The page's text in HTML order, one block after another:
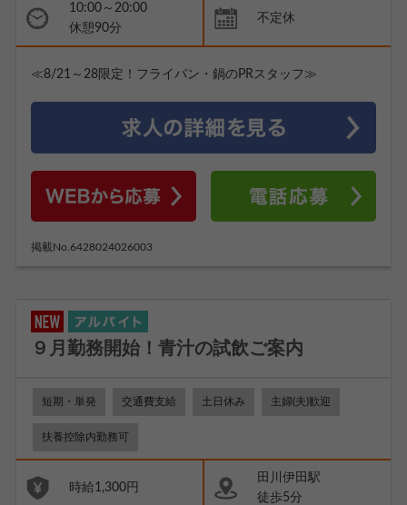
10:00～20:00
休憩90分
不定休
≪8/21～28限定！フライパン・鍋のPRスタッフ≫
掲載No.6428024026003
９月勤務開始！青汁の試飲ご案内
短期・単発 交通費支給 土日休み 主婦(夫)歓迎
扶養控除内勤務可
時給1,300円
田川伊田駅
徒歩5分